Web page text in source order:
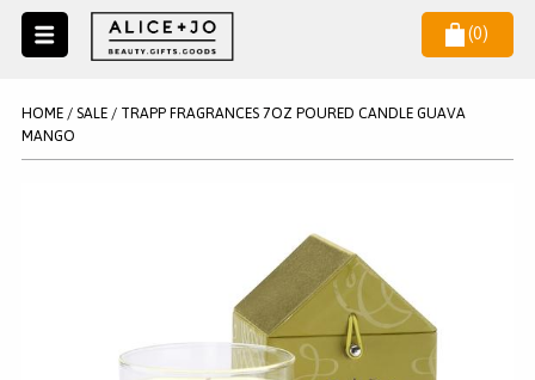
(0)
SALE
HOME/ SALE/ TRAPP FRAGRANCES 7OZ POURED CANDLE GUAVA
MANGO
NIEUWSBRIEF
Wil je als eerste op de hoogste zijn van het laatste nieuws en
AANMELDEN